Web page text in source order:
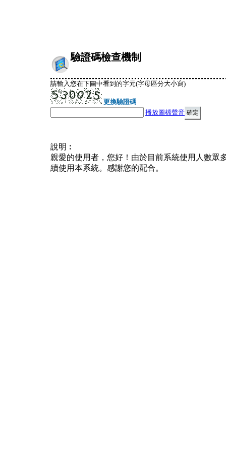
驗證碼檢查機制
請輸入您在下圖中看到的字元(字母區分大小寫)
更換驗證碼
播放圖檔聲音
說明︰
親愛的使用者，您好！由於目前系統使用人數眾
續使用本系統。感謝您的配合。